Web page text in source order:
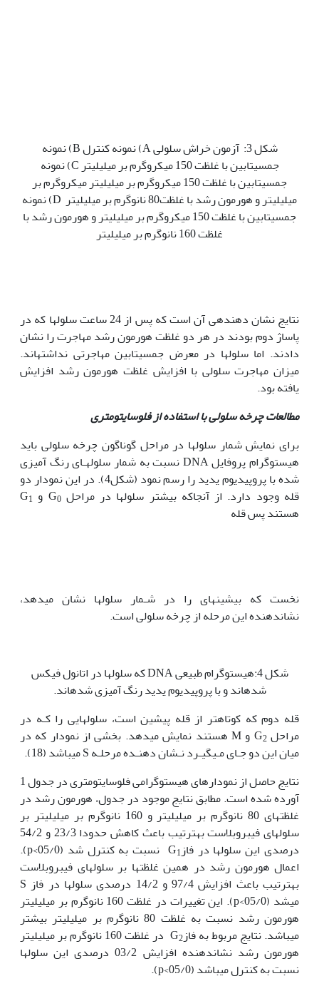
شکل 3: آزمون خراش سلولی A) نمونه کنترل B) نمونه
جمسیتابین با غلظت 150 میکروگرم بر میلی‏لیتر C) نمونه
جمسیتابین با غلظت 150 میکروگرم بر میلی‏لیتر میکروگرم بر
میلی‏لیتر و هورمون رشد با غلظت80 نانوگرم بر میلی‏لیتر D) نمونه
جمسیتابین با غلظت 150 میکروگرم بر میلی‏لیتر و هورمون رشد با
غلظت 160 نانوگرم بر میلی‏لیتر
نتایج نشان دهنده‏ی آن است که پس از 24 ساعت سلول‫ها که در
پاساژ دوم بودند در هر دو غلظت هورمون رشد مهاجرت را نشان
دادند. اما سلول‫ها در معرض جمسیتابین مهاجرتی نداشته‏اند.
میزان مهاجرت سلولی با افزایش غلظت هورمون رشد افزایش
یافته بود.
مطالعات چرخه سلولی با استفاده از فلوسایتومتری
برای نمایش شمار سلول‏ها در مراحل گوناگون چرخه سلولی باید
هیستوگرام پروفایل DNA نسبت به شمار سلول‫هـای رنگ آمیزی
شده با پروپیدیوم یدید را رسم نمود (شکل4). در این نمودار دو
قله وجود دارد. از آنجاکه بیشتر سلول‏ها در مراحل G0 و G 1
هستند پس قله
نخست که بیشینه‏ای را در شـمار سلول‏ها نشان می‏دهد،
نشان‏دهنده این مرحله از چرخه سلولی است.
شکل 4:هیستوگرام طبیعی DNA که سلول‫ها در اتانول فیکس
شده‫اند و با پروپیدیوم یدید رنگ آمیزی شده‫اند.
قله دوم که کوتاه‫تر از قله پیشین است، سلول‏هایی را کـه در
مراحل G2
و M هستند نمایش می‏دهد. بخشی از نمودار که در
میان این دو جـای مـی‏گیـرد نـشان دهنـده مرحلـه S می‏باشد (18).
نتایج حاصل از نمودارهای هیستوگرامی فلوسایتومتری در جدول 1
آورده شده است. مطابق نتایج موجود در جدول، هورمون رشد در
غلظت‏های 80 نانوگرم بر میلی‏لیتر و 160 نانوگرم بر میلی‏لیتر بر
سلول‫های فیبرو‫بلاست‏ به‏ترتیب باعث کاهش حدودا 23/3 و 54/2
درصدی این سلول‫ها در فازG
1
نسبت به کنترل شد (05/0>p).
اعمال هورمون رشد در همین غلظت‏ها بر سلول‏‏های فیبرو‫بلاست
به‫ترتیب باعث افزایش 97/4 و 14/2 درصدی سلول‏ها در فاز S
می‏شد (05/0>p). این تغییرات در غلظت 160 نانوگرم بر میلی‏لیتر
هورمون رشد نسبت به غلظت 80 نانوگرم بر میلی‏لیتر بیشتر
می‏باشد. نتایج مربوط به فازG2
در غلظت 160 نانوگرم بر میلی‏لیتر
هورمون رشد نشان‏دهنده افزایش 03/2 درصدی این سلول‫ها
نسبت به کنترل می‏باشد (05/0>p).